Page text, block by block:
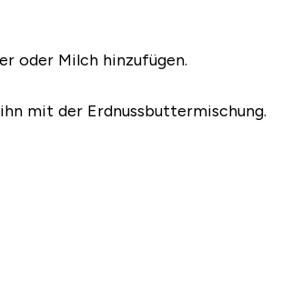
oder Milch hinzufügen.
mit der Erdnussbuttermischung.